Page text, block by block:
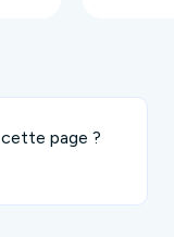
page ?